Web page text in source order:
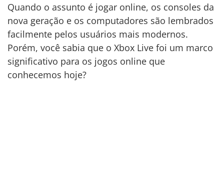
Quando o assunto é jogar online, os consoles da
nova geração e os computadores são lembrados
facilmente pelos usuários mais modernos.
Porém, você sabia que o Xbox Live foi um marco
significativo para os jogos online que
conhecemos hoje?